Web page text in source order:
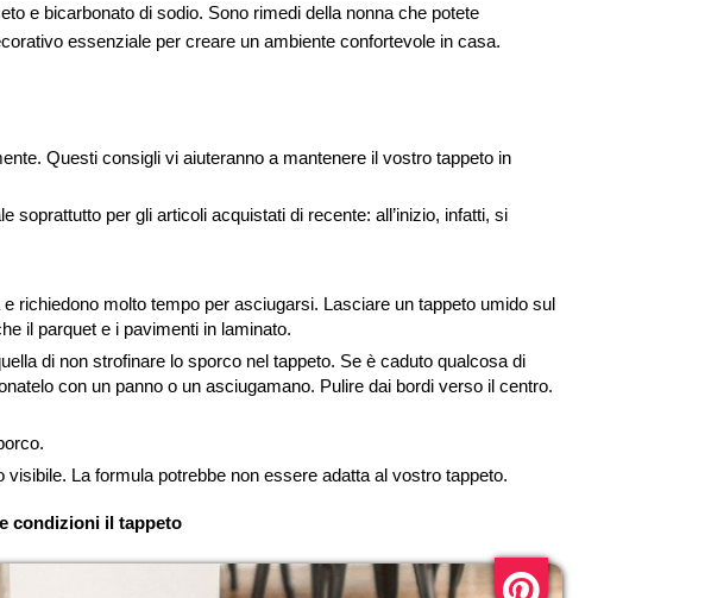
e bicarbonato di sodio. Sono rimedi della nonna che potete
essenziale per creare un ambiente confortevole in casa.
Questi consigli vi aiuteranno a mantenere il vostro tappeto in
soprattutto per gli articoli acquistati di recente: all’inizio, infatti, si
richiedono molto tempo per asciugarsi. Lasciare un tappeto umido sul
il parquet e i pavimenti in laminato.
di non strofinare lo sporco nel tappeto. Se è caduto qualcosa di
con un panno o un asciugamano. Pulire dai bordi verso il centro.
visibile. La formula potrebbe non essere adatta al vostro tappeto.
condizioni il tappeto